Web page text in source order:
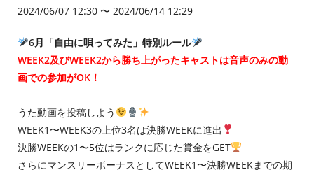
2024/06/07 12:30 〜 2024/06/14 12:29
6月「自由に唄ってみた」特別ルール
WEEK2及びWEEK2から勝ち上がったキャストは音声のみの動
画での参加がOK！
うた動画を投稿しよう
WEEK1〜WEEK3の上位3名は決勝WEEKに進出
決勝WEEKの1〜5位はランクに応じた賞金をGET
さらにマンスリーボーナスとしてWEEK1〜決勝WEEKまでの期